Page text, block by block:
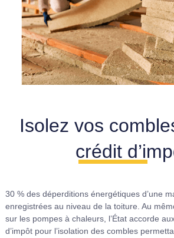
Isolez vos
crédit
30 % des déperditions énergétiques d’une
enregistrées au niveau de la toiture. Au
sur les pompes à chaleurs, l’État accorde
d’impôt pour l’isolation des combles